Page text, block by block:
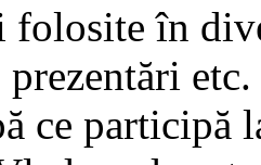
folosite în
etc.
ce participă